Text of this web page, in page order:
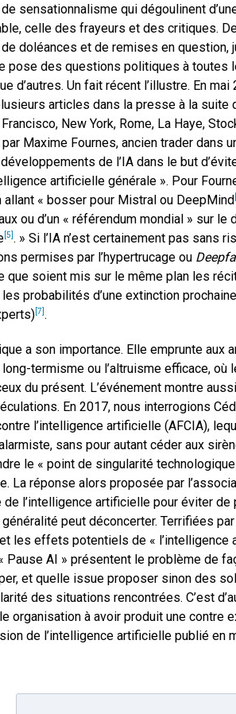
sensationnalisme qui dégoulinent
celle des frayeurs et des critiques.
de doléances et de remises en question,
pose des questions politiques à toutes
d’autres. Un fait récent l’illustre. En
articles dans la presse à la
New York, Rome, La Haye,
Maxime Fournes, ancien trader dans
de l’IA dans le but
artificielle générale ». Pour
allant « bosser pour Mistral ou DeepMind
ou d’un « référendum mondial » sur
[5] . » Si l’IA n’est certainement pas sans
permises par l’hypertrucage ou
que soient mis sur le même plan les
les probabilités d’une extinction
[7] .
a son importance. Elle emprunte
termisme ou l’altruisme efficace,
du présent. L’événement montre
En 2017, nous interrogions
l’intelligence artificielle (AFCIA),
sans pour autant céder aux
le « point de singularité
La réponse alors proposée par
de l’intelligence artificielle pour éviter
peut déconcerter. Terrifiées
les effets potentiels de «
« Pause AI » présentent le problème de
et quelle issue proposer sinon des
des situations rencontrées. C’est
organisation à avoir produit une contre
de l’intelligence artificielle publié en